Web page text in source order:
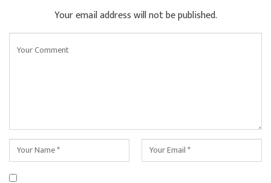
Your email address will not be published.